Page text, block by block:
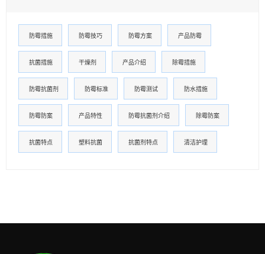
防霉措施 防霉技巧 防霉方案 产品防霉
抗菌措施 干燥剂 产品介绍 除霉措施
防霉抗菌剂 防霉标准 防霉测试 防水措施
防霉防案 产品特性 防霉抗菌剂介绍 除霉防案
抗菌特点 塑料抗菌 抗菌剂特点 清洁护理